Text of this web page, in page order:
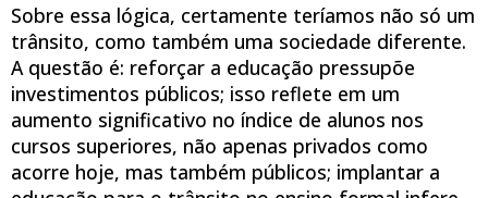
Sobre essa lógica, certamente teríamos não só um
trânsito, como também uma sociedade diferente.
A questão é: reforçar a educação pressupõe
investimentos públicos; isso reflete em um
aumento significativo no índice de alunos nos
cursos superiores, não apenas privados como
acorre hoje, mas também públicos; implantar a